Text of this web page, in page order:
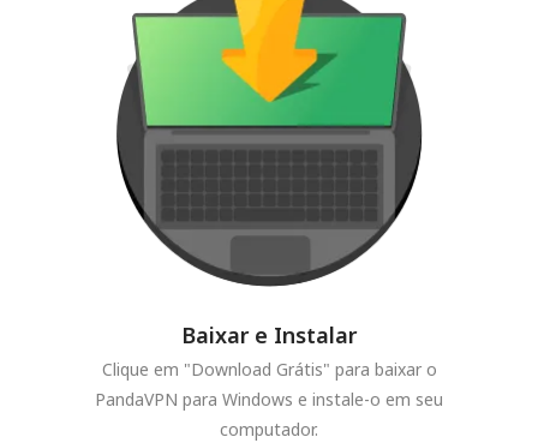
Baixar e Instalar
Clique em "Download Grátis" para baixar o
PandaVPN para Windows e instale-o em seu
computador.